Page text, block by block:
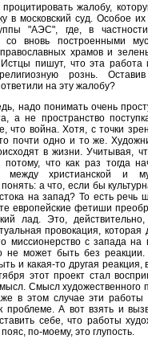
жалобу,
в московский суд. Особое их
"АЭС", где, в
вновь построенными
храмов и
пишут, что эта работа
рознь.
на эту жалобу?
надо понимать очень
а не пространство
война. Хотя, с точки
почти одно и то же.
в жизни. Учитывая,
что как раз тогда
между христианской и
а что, если бы
на запад? То есть речь
европейские фетиши
лад. Это,
провокация,
миссионерство с запада на
не может быть без
и какая-то другая реакция,
этот проект стал
Смысл художественного
в этом случае эти работы
проблеме. А вот взять и
себе, что работы
по-моему, это глупость.